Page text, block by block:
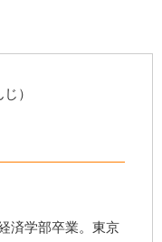
済学部卒業。東京